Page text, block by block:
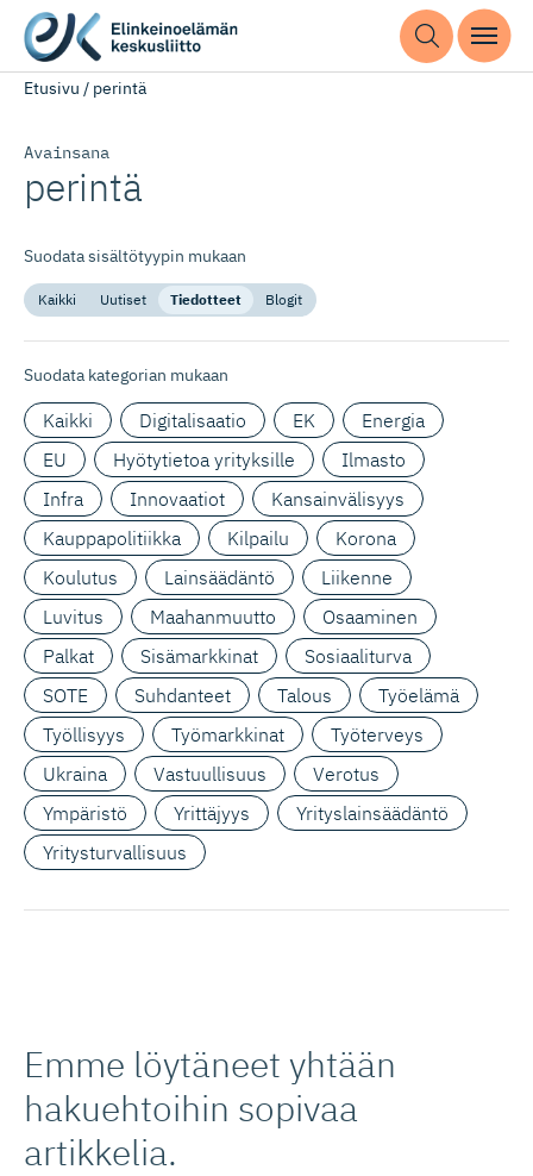
Etusivu / perintä
Avainsana
perintä
Suodata sisältötyypin mukaan
Kaikki Uutiset Tiedotteet Blogit
Suodata kategorian mukaan
Kaikki Digitalisaatio EK
Energia
EU
Hyötytietoa yrityksille
Ilmasto
Infra
Innovaatiot
Kansainvälisyys
Kauppapolitiikka
Kilpailu
Korona
Koulutus
Lainsäädäntö
Liikenne
Luvitus
Maahanmuutto
Osaaminen
Palkat
Sisämarkkinat
Sosiaaliturva
SOTE
Suhdanteet Talous
Työelämä
Työllisyys
Työmarkkinat
Työterveys
Ukraina
Vastuullisuus
Verotus
Ympäristö
Yrittäjyys
Yrityslainsäädäntö
Yritysturvallisuus
Emme löytäneet yhtään
hakuehtoihin sopivaa
artikkelia.